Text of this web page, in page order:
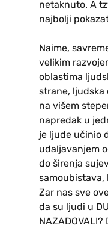
netaknuto. A
najbolji
Naime,
velikim
oblastima
strane, ljudska
na višem
napredak u
je ljude učinio
udaljavanjem
do širenja
samoubistava,
Zar nas sve
da su ljudi u